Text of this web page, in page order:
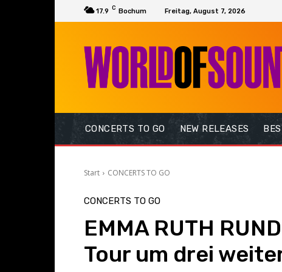
17.9 C Bochum Freitag, August 7, 2026
CONCERTS TO GO NEW RELEASES
Start CONCERTS TO GO
CONCERTS TO GO
EMMA RUTH
Tour um drei